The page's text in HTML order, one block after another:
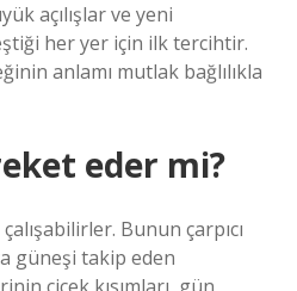
açılışlar ve yeni
her yer için ilk tercihtir.
anlamı mutlak bağlılıkla
eder mi?
Bunun çarpıcı
güneşi takip eden